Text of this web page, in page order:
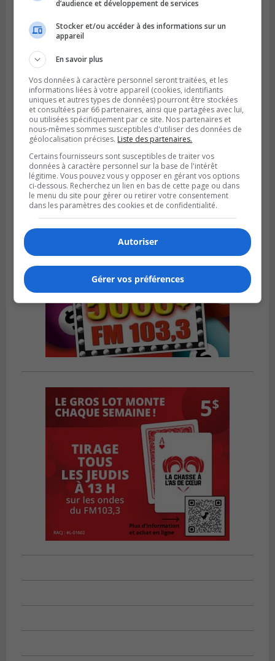
LONGUEUIL
Publié le 6 août 2026 à 05h11
Une poussée tardive propulse les Ducs
vers la victoire à Laval
d’audience et développement de services
Stocker et/ou accéder à des informations sur un
appareil
En savoir plus
Vos données à caractère personnel seront traitées, et les
informations liées à votre appareil (cookies, identifiants
uniques et autres types de données) pourront être stockées
et consultées par 66 partenaires, ainsi que partagées avec lui,
ou utilisées spécifiquement par ce site. Nos partenaires et
nous-mêmes sommes susceptibles d'utiliser des données de
géolocalisation précises. Liste des partenaires.
Certains fournisseurs sont susceptibles de traiter vos
données à caractère personnel sur la base de l'intérêt
légitime. Vous pouvez vous y opposer en gérant vos options
ci-dessous. Recherchez un lien en bas de cette page ou dans
le menu du site pour gérer ou retirer votre consentement
dans les paramètres des cookies et de confidentialité.
Autoriser
Gérer vos préférences